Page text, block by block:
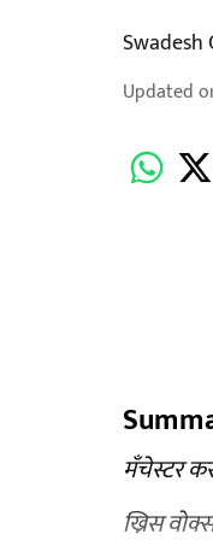
Swadesh
Updated
मँचेस्टर
ख्रिस